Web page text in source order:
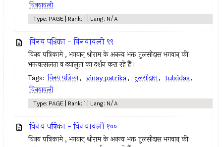
विनयावली
Type: PAGE | Rank: 1 | Lang: N/A
विनय पत्रिका - विनयावली ९९
विनय पत्रिकामे , भगवान् श्रीराम के अनन्य भक्त तुलसीदास भगवान् की
भक्तवत्सलता व दयालुता का दर्शन करा रहे हैं।
Tags: विनय पत्रिका, vinay patrika, तुलसीदास, tulsidas,
विनयावली
Type: PAGE | Rank: 1 | Lang: N/A
विनय पत्रिका - विनयावली १००
विनय पत्रिकामे , भगवान् श्रीराम के अनन्य भक्त तुलसीदास भगवान् की